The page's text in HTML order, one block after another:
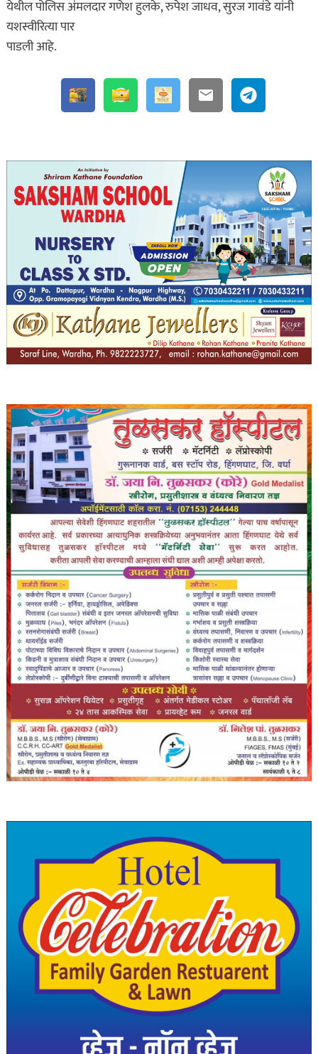
येथील पोलिस अंमलदार गणेश हुलके, रुपेश जाधव, सुरज गावंडे यांनी
यशस्वीरित्या पार
पाडली आहे.